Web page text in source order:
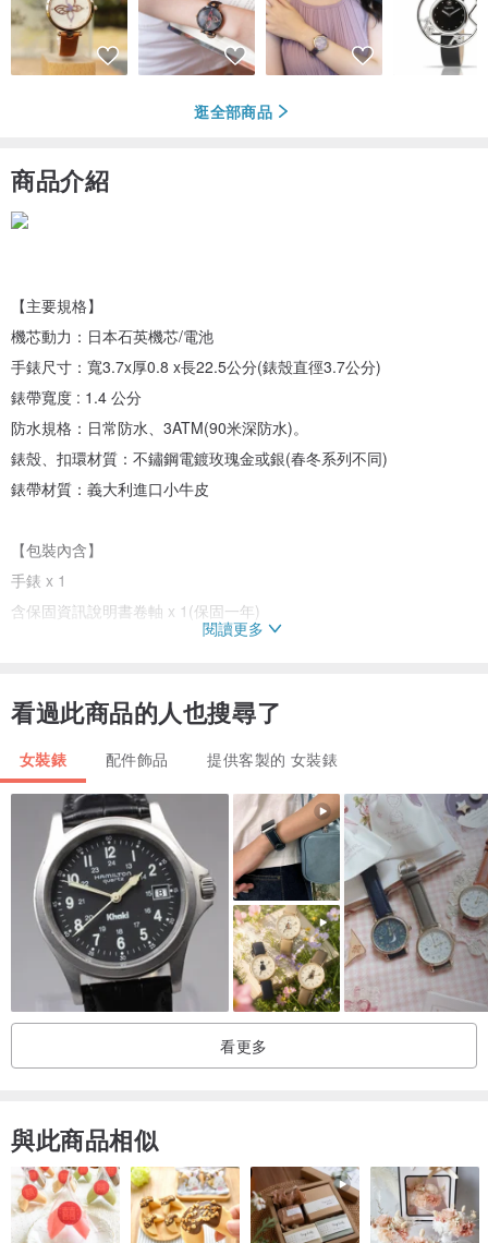
逛全部商品
商品介紹
【主要規格】
機芯動力：日本石英機芯/電池
手錶尺寸：寬3.7x厚0.8 x長22.5公分(錶殼直徑3.7公分)
錶帶寬度 : 1.4 公分
防水規格：日常防水、3ATM(90米深防水)。
錶殼、扣環材質：不鏽鋼電鍍玫瑰金或銀(春冬系列不同)
錶帶材質：義大利進口小牛皮
【包裝內含】
手錶 x 1
含保固資訊說明書卷軸 x 1(保固一年)
--------------------------------------------------
※商品顏色因電腦螢幕差異會略有色差，以實際商品顏色為主。
產地：台灣
產地/製造方式
閱讀更多
看過此商品的人也搜尋了
女裝錶 配件飾品 提供客製的 女裝錶
看更多
與此商品相似